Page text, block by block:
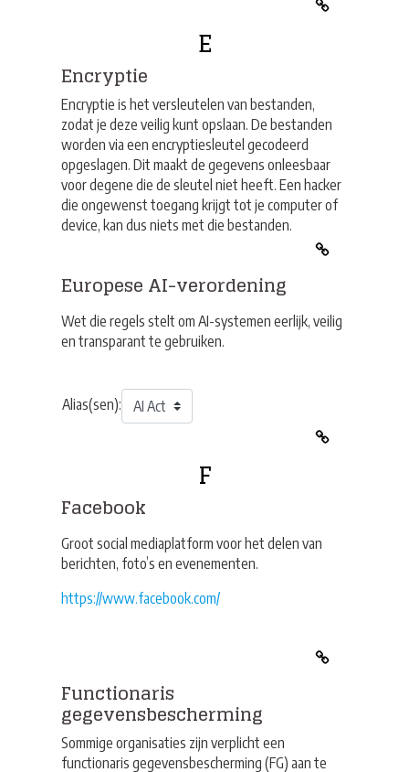
E
Encryptie
Encryptie is het versleutelen van bestanden,
zodat je deze veilig kunt opslaan. De bestanden
worden via een encryptiesleutel gecodeerd
opgeslagen. Dit maakt de gegevens onleesbaar
voor degene die de sleutel niet heeft. Een hacker
die ongewenst toegang krijgt tot je computer of
device, kan dus niets met die bestanden.
Europese AI-verordening
Wet die regels stelt om AI-systemen eerlijk, veilig
en transparant te gebruiken.
Alias(sen):
F
Facebook
Groot social mediaplatform voor het delen van
berichten, foto’s en evenementen.
https://www.facebook.com/
Functionaris
gegevensbescherming
Sommige organisaties zijn verplicht een
functionaris gegevensbescherming (FG) aan te